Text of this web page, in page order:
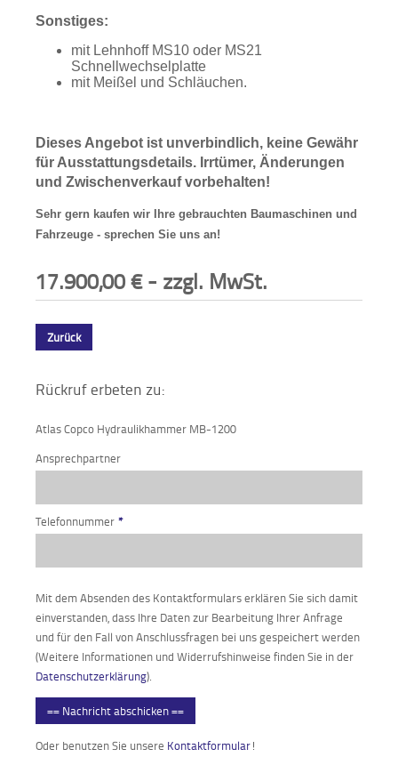
Sonstiges:
mit Lehnhoff MS10 oder MS21
Schnellwechselplatte
mit Meißel und Schläuchen.
Dieses Angebot ist unverbindlich, keine Gewähr
für Ausstattungsdetails. Irrtümer, Änderungen
und Zwischenverkauf vorbehalten!
Sehr gern kaufen wir Ihre gebrauchten Baumaschinen und
Fahrzeuge - sprechen Sie uns an!
17.900,00€- zzgl. MwSt.
Zurück
Rückruf erbeten zu:
Atlas Copco Hydraulikhammer MB-1200
Ansprechpartner
Telefonnummer *
Mit dem Absenden des Kontaktformulars erklären Sie sich damit
einverstanden, dass Ihre Daten zur Bearbeitung Ihrer Anfrage
und für den Fall von Anschlussfragen bei uns gespeichert werden
(Weitere Informationen und Widerrufshinweise finden Sie in der
Datenschutzerklärung).
== Nachricht abschicken ==
Oder benutzen Sie unsere Kontaktformular!